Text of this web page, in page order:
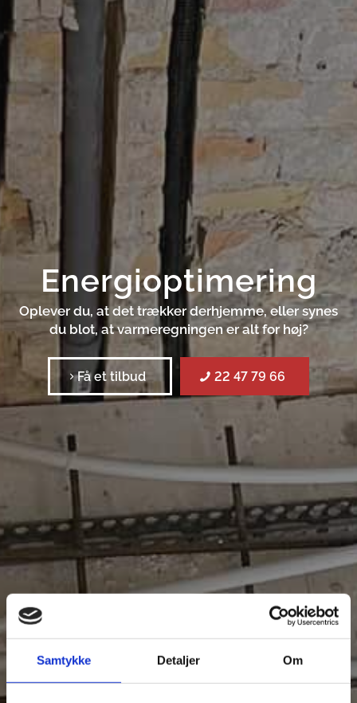
Samtykke Detaljer Om
Energioptimering
Oplever du, at det trækker derhjemme, eller synes
du blot, at varmeregningen er alt for høj?
Få et tilbud 22 47 79 66